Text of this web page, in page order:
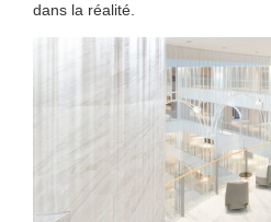
dans la réalité.